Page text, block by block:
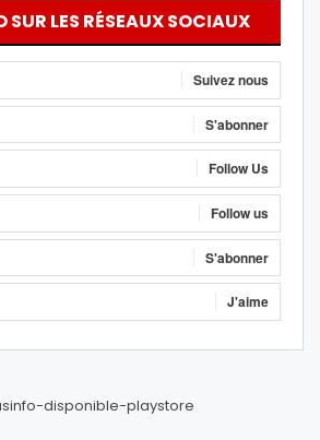
SUR LES RÉSEAUX SOCIAUX
Suivez nous
S'abonner
Follow Us
Follow us
S'abonner
J'aime